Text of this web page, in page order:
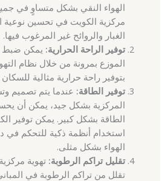
الهواء النقي بشكل متساوٍ في
مركزية الكويت في تحسين نوعية
الغبار والروائح غير المرغوب فيها.
توفير الراحة الحرارية: يمكن ضبط
الموزع بمرونة من خلال نظام
بتوفير راحة حرارية مثالية
توفير الطاقة: عندما يتم تصميم
المركزية بشكل جيد، يمكن أن
الطاقة بشكل كبير. يمكن توفير
استخدام أنظمة ذكية للتحكم في
الهواء بشكل مثلى.
تقليل تراكم الرطوبة: تهوية
تقلل من تراكم الرطوبة في